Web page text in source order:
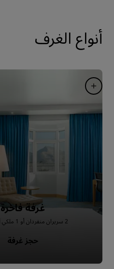
أنواع الغرف
غرفة فاخرة
2 سريران منفردان أو 1 ملكي أو 1 ملكي
حجز غرفة